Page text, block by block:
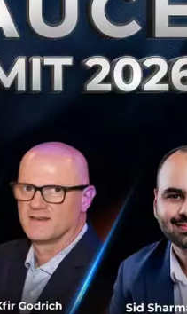
หญ่ กล่าวว่า
ะเทศไทย สิ่งสำคัญที่สุดคือ
ฒนาองค์กร (Digital
ป็นผู้นำด้ านดิจิทัลเพื่อสร้าง